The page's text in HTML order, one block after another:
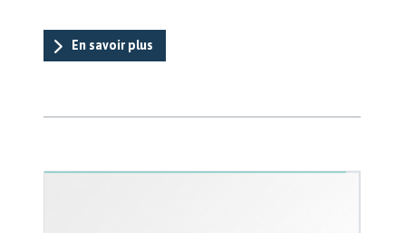
En savoir plus